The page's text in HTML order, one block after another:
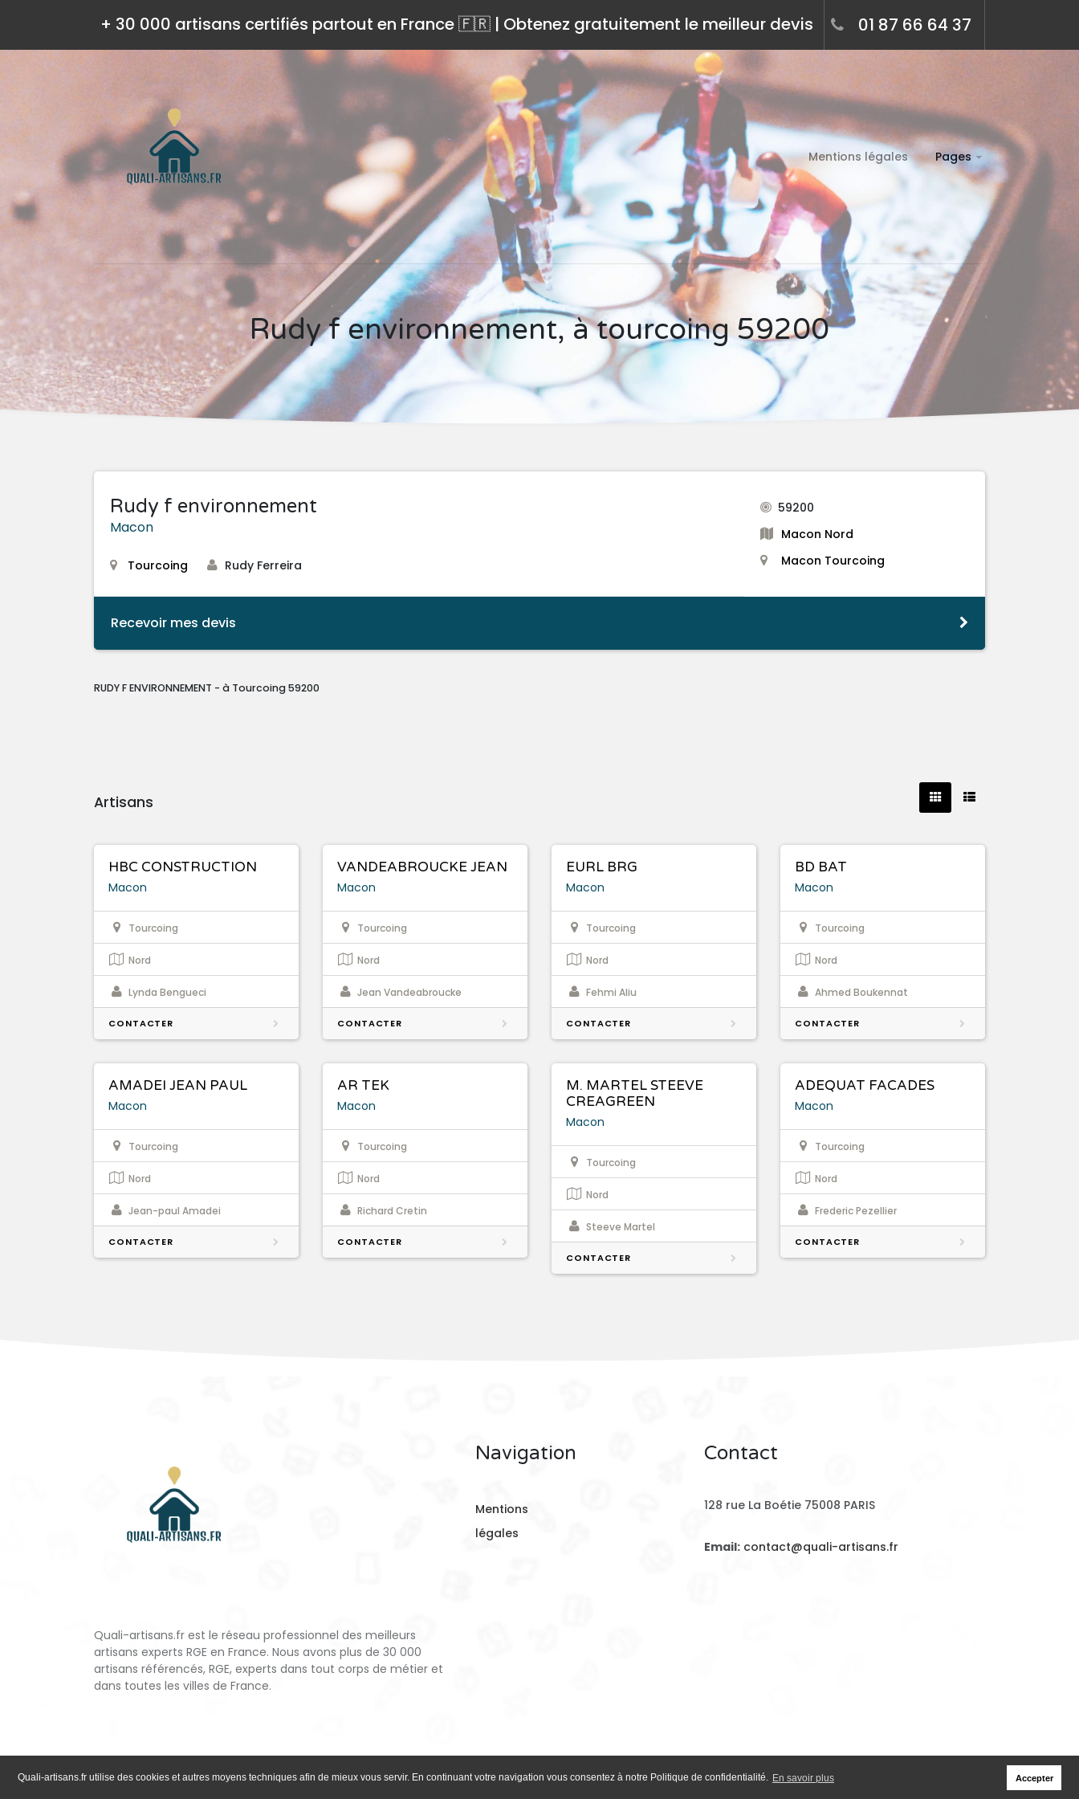
Quali-artisans.fr utilise des cookies et autres moyens techniques afin de mieux vous servir. En continuant votre navigation vous consentez à notre Politique de confidentialité. En savoir plus Accepter
+ 30 000 artisans certifiés partout en France 🇫🇷 | Obtenez gratuitement le meilleur devis 01 87 66 64 37
Mentions légales Pages
Rudy f environnement, à tourcoing 59200
Rudy f environnement
Macon
Tourcoing Rudy Ferreira
59200
Macon Nord
Macon Tourcoing
Recevoir mes devis
RUDY F ENVIRONNEMENT - à Tourcoing 59200
Artisans
HBC CONSTRUCTION
Macon
Tourcoing
Nord
Lynda Bengueci
CONTACTER
VANDEABROUCKE JEAN
Macon
Tourcoing
Nord
Jean Vandeabroucke
CONTACTER
EURL BRG
Macon
Tourcoing
Nord
Fehmi Aliu
CONTACTER
BD BAT
Macon
Tourcoing
Nord
Ahmed Boukennat
CONTACTER
AMADEI JEAN PAUL
Macon
Tourcoing
Nord
Jean-paul Amadei
CONTACTER
AR TEK
Macon
Tourcoing
Nord
Richard Cretin
CONTACTER
M. MARTEL STEEVE
CREAGREEN
Macon
Tourcoing
Nord
Steeve Martel
CONTACTER
ADEQUAT FACADES
Macon
Tourcoing
Nord
Frederic Pezellier
CONTACTER
Quali-artisans.fr est le réseau professionnel des meilleurs
artisans experts RGE en France. Nous avons plus de 30 000
artisans référencés, RGE, experts dans tout corps de métier et
dans toutes les villes de France.
Navigation
Mentions
légales
Contact
128 rue La Boétie 75008 PARIS
Email: contact@quali-artisans.fr